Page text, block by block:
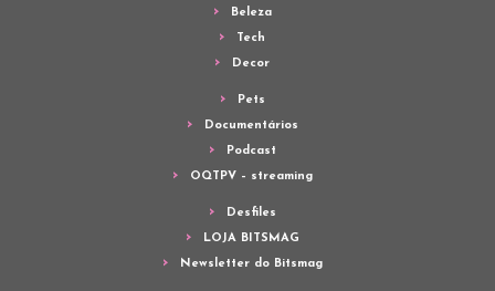
Beleza
Tech
Decor
Pets
Documentários
Podcast
OQTPV – streaming
Desfiles
LOJA BITSMAG
Newsletter do Bitsmag